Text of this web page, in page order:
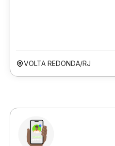
VOLTA REDONDA/RJ